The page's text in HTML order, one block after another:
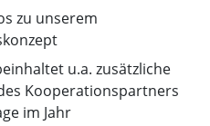
zu unserem
u.a. zusätzliche
Kooperationspartners
im Jahr